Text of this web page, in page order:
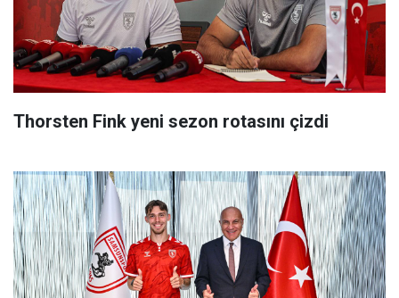
Thorsten Fink yeni sezon rotasını çizdi